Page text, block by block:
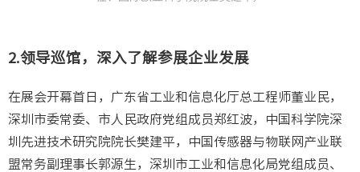
2.领导巡馆，深入了解参展企业发展
在展会开幕首日，广东省工业和信息化厅总工程师董业民，
深圳市委常委、市人民政府党组成员郑红波，中国科学院深
圳先进技术研究院院长樊建平，中国传感器与物联网产业联
盟常务副理事长郭源生，深圳市工业和信息化局党组成员、